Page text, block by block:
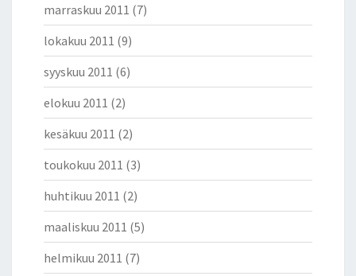
marraskuu 2011 (7)
lokakuu 2011 (9)
syyskuu 2011 (6)
elokuu 2011 (2)
kesäkuu 2011 (2)
toukokuu 2011 (3)
huhtikuu 2011 (2)
maaliskuu 2011 (5)
helmikuu 2011 (7)